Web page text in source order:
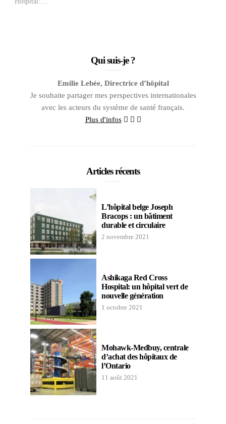
Qui suis-je ?
Emilie Lebée, Directrice d’hôpital
Je souhaite partager mes perspectives internationales
avec les acteurs du système de santé français.
Plus d'infos
Articles récents
L’hôpital belge Joseph
Bracops : un bâtiment
durable et circulaire
2 novembre 2021
Ashikaga Red Cross
Hospital: un hôpital vert de
nouvelle génération
1 octobre 2021
Mohawk-Medbuy, centrale
d’achat des hôpitaux de
l’Ontario
11 août 2021